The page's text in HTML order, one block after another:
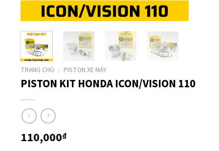
TRANG CHỦ / PISTON XE MÁY
PISTON KIT HONDA ICON/VISION 110
110,000₫